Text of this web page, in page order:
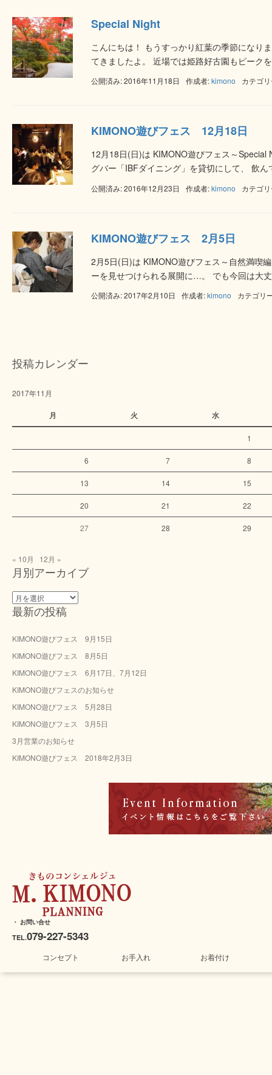
Special Night
こんにちは！ もうすっかり紅葉の季節になり
てきましたよ。 近場では姫路好古園もピーク
公開済み: 2016年11月18日 作成者:kimono カテゴ
KIMONO遊びフェス 12月18日
12月18日(日)は KIMONO遊びフェス～
グバー「IBFダイニング」を貸切にして、 飲
公開済み: 2016年12月23日 作成者:kimono カテゴ
KIMONO遊びフェス 2月5日
2月5日(日)は KIMONO遊びフェス～自然満喫
ーを見せつけられる展開に…。 でも今回は
公開済み: 2017年2月10日 作成者:kimono カテゴリ
投稿カレンダー
2017年11月
月 火 水
1
6 7 8
13 14 15
20 21 22
27 28 29
« 10月 12月 »
月別アーカイブ
月
別
カ
イ
ブ
最新の投稿
KIMONO遊びフェス 9月15日
KIMONO遊びフェス 8月5日
KIMONO遊びフェス 6月17日、7月12日
KIMONO遊びフェスのお知らせ
KIMONO遊びフェス 5月28日
KIMONO遊びフェス 3月5日
3月営業のお知らせ
KIMONO遊びフェス 2018年2月3日
・ お問い合せ
TEL.079-227-5343
コンセプト お手入れ お着付け